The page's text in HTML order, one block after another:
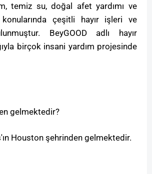
temiz su, doğal afet yardımı ve
çeşitli hayır işleri ve
BeyGOOD adlı hayır
birçok insani yardım projesinde
gelmektedir?
Houston şehrinden gelmektedir.